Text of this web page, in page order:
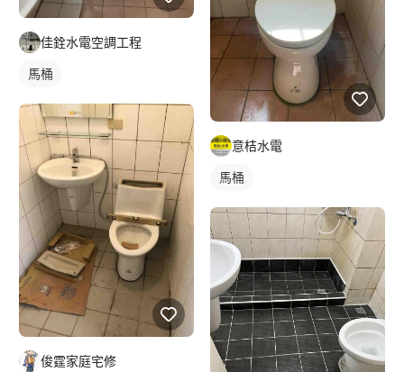
佳銓水電空調工程
馬桶
俊霆家庭宅修
意桔水電
馬桶